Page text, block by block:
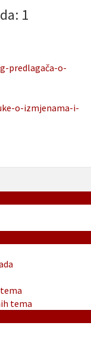
1
predlagača-o-
o-izmjenama-i-
tema